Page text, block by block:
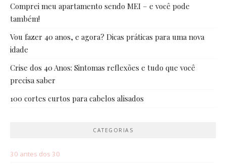
Comprei meu apartamento sendo MEI – e você pode
também!
Vou fazer 40 anos, e agora? Dicas práticas para uma nova
idade
Crise dos 40 Anos: Sintomas reflexões e tudo que você
precisa saber
100 cortes curtos para cabelos alisados
CATEGORIAS
30 antes dos 30